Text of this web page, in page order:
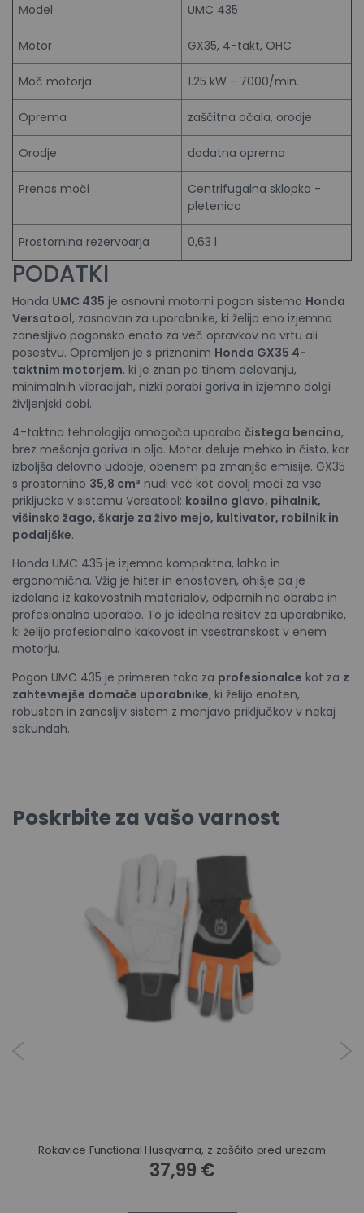
Model UMC 435
Motor GX35, 4-takt, OHC
Moč motorja 1.25 kW - 7000/min.
Oprema zaščitna očala, orodje
Orodje dodatna oprema
Prenos moči
Centrifugalna sklopka -
pletenica
Prostornina rezervoarja 0,63 l
PODATKI
Honda UMC 435 je osnovni motorni pogon sistema Honda
Versatool, zasnovan za uporabnike, ki želijo eno izjemno
zanesljivo pogonsko enoto za več opravkov na vrtu ali
posestvu. Opremljen je s priznanim Honda GX35 4-
taktnim motorjem, ki je znan po tihem delovanju,
minimalnih vibracijah, nizki porabi goriva in izjemno dolgi
življenjski dobi.
4-taktna tehnologija omogoča uporabo čistega bencina,
brez mešanja goriva in olja. Motor deluje mehko in čisto, kar
izboljša delovno udobje, obenem pa zmanjša emisije. GX35
s prostornino 35,8 cm³ nudi več kot dovolj moči za vse
priključke v sistemu Versatool: kosilno glavo, pihalnik,
višinsko žago, škarje za živo mejo, kultivator, robilnik in
podaljške.
Honda UMC 435 je izjemno kompaktna, lahka in
ergonomična. Vžig je hiter in enostaven, ohišje pa je
izdelano iz kakovostnih materialov, odpornih na obrabo in
profesionalno uporabo. To je idealna rešitev za uporabnike,
ki želijo profesionalno kakovost in vsestranskost v enem
motorju.
Pogon UMC 435 je primeren tako za profesionalce kot za z
zahtevnejše domače uporabnike, ki želijo enoten,
robusten in zanesljiv sistem z menjavo priključkov v nekaj
sekundah.
Poskrbite za vašo varnost
Rokavice Functional Husqvarna, z zaščito pred urezom
37,99 €